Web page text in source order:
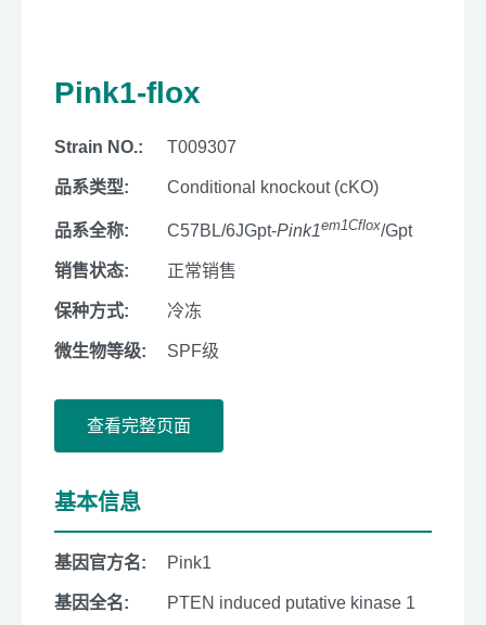
Pink1-flox
Strain NO.: T009307
品系类型: Conditional knockout (cKO)
品系全称: C57BL/6JGpt-Pink1em1Cflox/Gpt
销售状态: 正常销售
保种方式: 冷冻
微生物等级: SPF级
查看完整页面
基本信息
基因官方名: Pink1
基因全名: PTEN induced putative kinase 1